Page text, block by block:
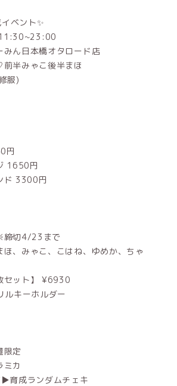
ベント✨
ん日本橋オタロード店
半みゃこ後半まほ
服)
円
1650円
ド 3300円
切4/23まで
ほ、みゃこ、こはね、ゆめか、ちゃ
セット】 ¥6930
キーホルダー
限定
カ
育成ランダムチェキ